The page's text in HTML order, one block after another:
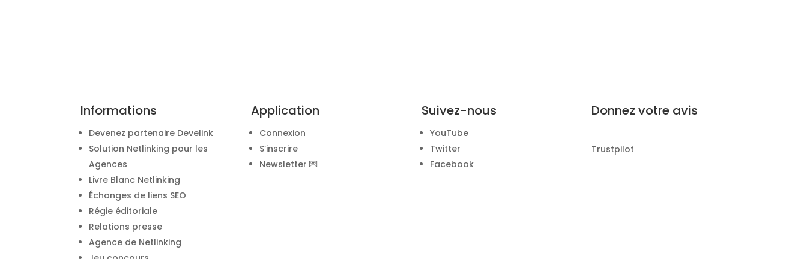
Informations
Devenez partenaire Develink
Solution Netlinking pour les
Agences
Livre Blanc Netlinking
Échanges de liens SEO
Régie éditoriale
Relations presse
Agence de Netlinking
Application
Connexion
S’inscrire
Newsletter 💌
Suivez-nous
YouTube
Twitter
Facebook
Donnez votre avis
Trustpilot